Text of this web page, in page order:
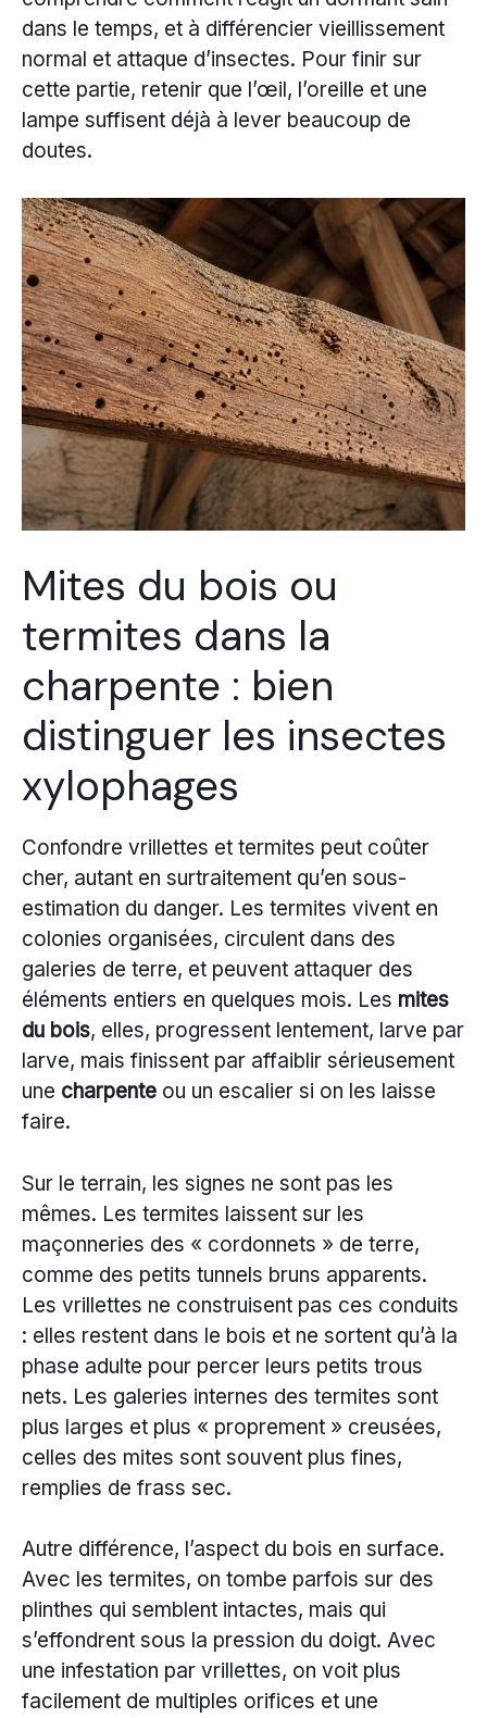
dans le temps, et à différencier vieillissement
normal et attaque d’insectes. Pour finir sur
cette partie, retenir que l’œil, l’oreille et une
lampe suffisent déjà à lever beaucoup de
doutes.
Mites du bois ou
termites dans la
charpente : bien
distinguer les insectes
xylophages
Confondre vrillettes et termites peut coûter
cher, autant en surtraitement qu’en sous-
estimation du danger. Les termites vivent en
colonies organisées, circulent dans des
galeries de terre, et peuvent attaquer des
éléments entiers en quelques mois. Les mites
du bois, elles, progressent lentement, larve par
larve, mais finissent par affaiblir sérieusement
une charpente ou un escalier si on les laisse
faire.
Sur le terrain, les signes ne sont pas les
mêmes. Les termites laissent sur les
maçonneries des « cordonnets » de terre,
comme des petits tunnels bruns apparents.
Les vrillettes ne construisent pas ces conduits
: elles restent dans le bois et ne sortent qu’à la
phase adulte pour percer leurs petits trous
nets. Les galeries internes des termites sont
plus larges et plus « proprement » creusées,
celles des mites sont souvent plus fines,
remplies de frass sec.
Autre différence, l’aspect du bois en surface.
Avec les termites, on tombe parfois sur des
plinthes qui semblent intactes, mais qui
s’effondrent sous la pression du doigt. Avec
une infestation par vrillettes, on voit plus
facilement de multiples orifices et une